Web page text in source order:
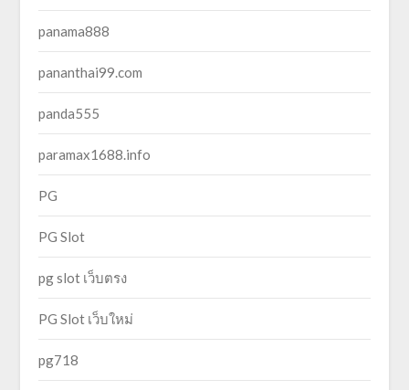
panama888
pananthai99.com
panda555
paramax1688.info
PG
PG Slot
pg slot เว็บตรง
PG Slot เว็บใหม่
pg718